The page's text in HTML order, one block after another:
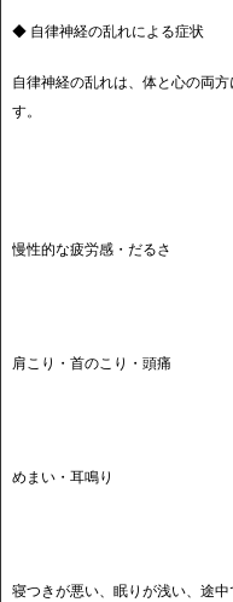
◆ 自律神経の乱れによる症状
自律神経の乱れは、体と心の両
す。
慢性的な疲労感・だるさ
肩こり・首のこり・頭痛
めまい・耳鳴り
寝つきが悪い、眠りが浅い、途中